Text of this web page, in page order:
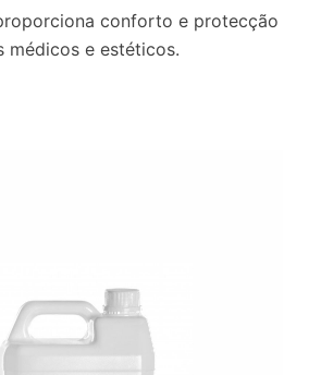
conforto e protecção
médicos e estéticos.